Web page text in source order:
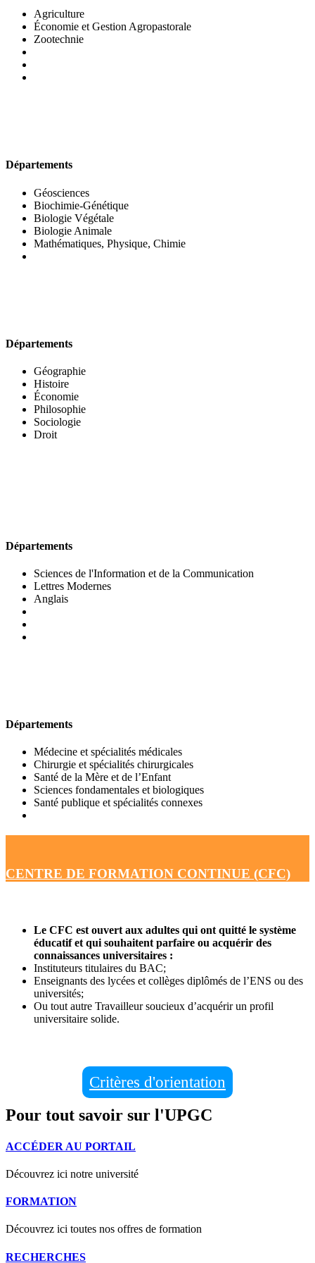
Agriculture
Économie et Gestion Agropastorale
Zootechnie
Départements
Géosciences
Biochimie-Génétique
Biologie Végétale
Biologie Animale
Mathématiques, Physique, Chimie
Départements
Géographie
Histoire
Économie
Philosophie
Sociologie
Droit
Départements
Sciences de l'Information et de la Communication
Lettres Modernes
Anglais
Départements
Médecine et spécialités médicales
Chirurgie et spécialités chirurgicales
Santé de la Mère et de l’Enfant
Sciences fondamentales et biologiques
Santé publique et spécialités connexes
CENTRE DE FORMATION CONTINUE (CFC)
Le CFC est ouvert aux adultes qui ont quitté le système
éducatif et qui souhaitent parfaire ou acquérir des
connaissances universitaires :
Instituteurs titulaires du BAC;
Enseignants des lycées et collèges diplômés de l’ENS ou des
universités;
Ou tout autre Travailleur soucieux d’acquérir un profil
universitaire solide.
Critères d'orientation
Pour tout savoir sur l'UPGC
ACCÉDER AU PORTAIL
Découvrez ici notre université
FORMATION
Découvrez ici toutes nos offres de formation
RECHERCHES